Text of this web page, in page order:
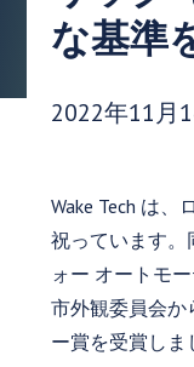
な基準
発行日:
2022年11月
Wake Tech は
祝っています。
ォー オートモ
市外観委員会か
ー賞を受賞しま